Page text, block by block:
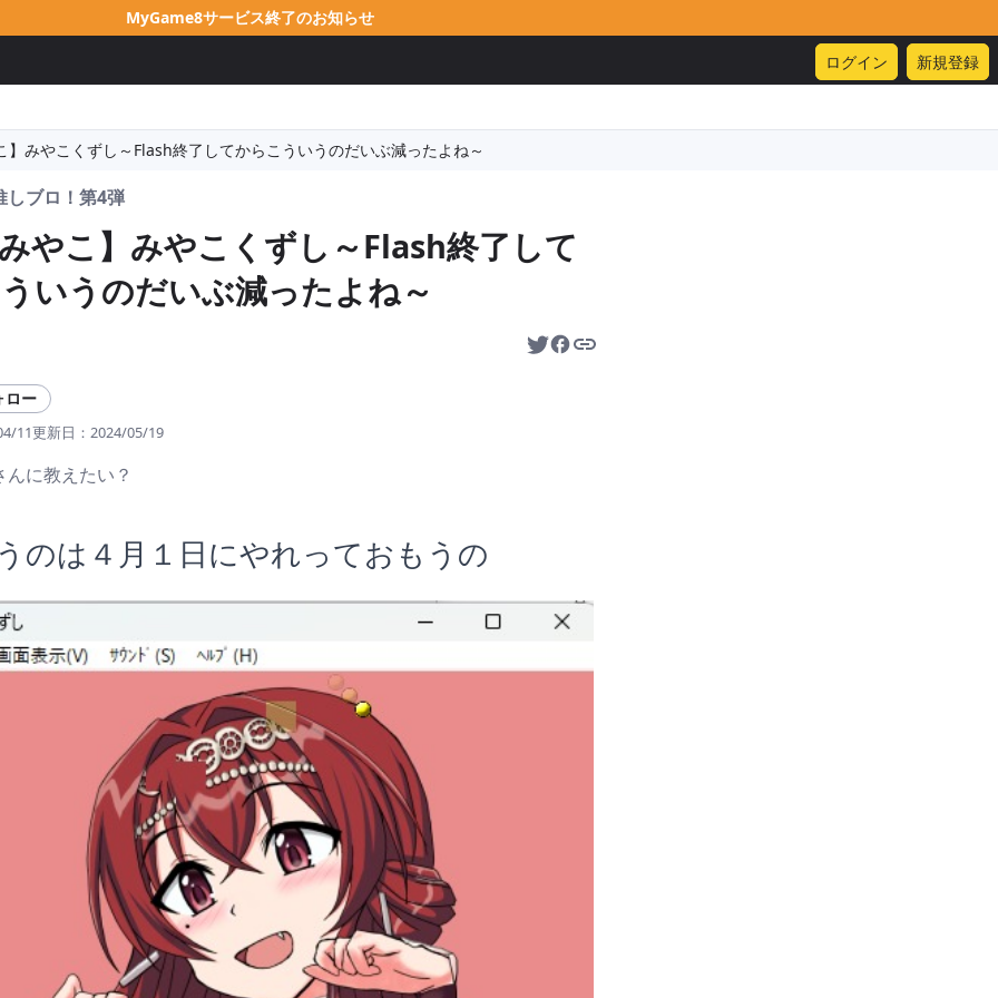
MyGame8サービス終了のお知らせ
ログイン 新規登録
】みやこくずし～Flash終了してからこういうのだいぶ減ったよね～
しブロ！第4弾
やこ】みやこくずし～Flash終了して
いうのだいぶ減ったよね～
ロー
11更新日： 2024/05/19
に教えたい？
のは４月１日にやれっておもうの